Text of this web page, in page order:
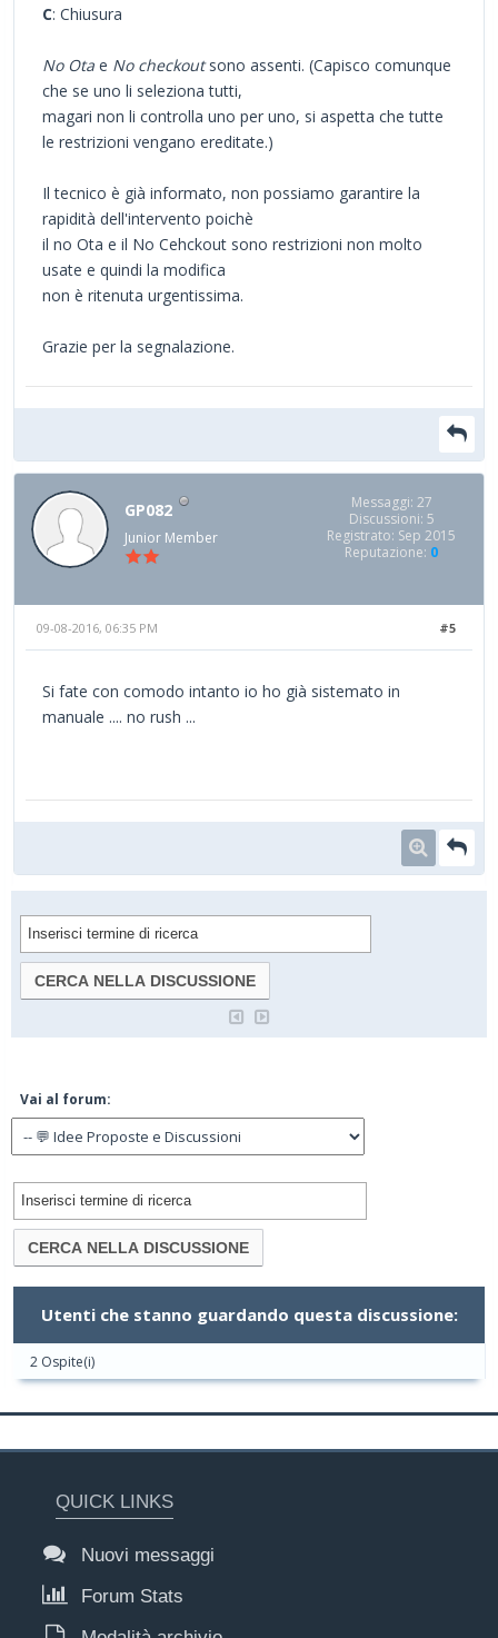
C: Chiusura
No Ota e No checkoutsono assenti. (Capisco comunque
che se uno li seleziona tutti,
magari non li controlla uno per uno, si aspetta che tutte
le restrizioni vengano ereditate.)
Il tecnico è già informato, non possiamo garantire la
rapidità dell'intervento poichè
il no Ota e il No Cehckout sono restrizioni non molto
usate e quindi la modifica
non è ritenuta urgentissima.
Grazie per la segnalazione.
GP082
Junior Member
Messaggi: 27
Discussioni: 5
Registrato: Sep 2015
Reputazione: 0
#5
09-08-2016, 06:35 PM
Si fate con comodo intanto io ho già sistemato in
manuale .... no rush ...
Vai al forum:
Utenti che stanno guardando questa discussione:
2 Ospite(i)
QUICK LINKS
Nuovi messaggi
Forum Stats